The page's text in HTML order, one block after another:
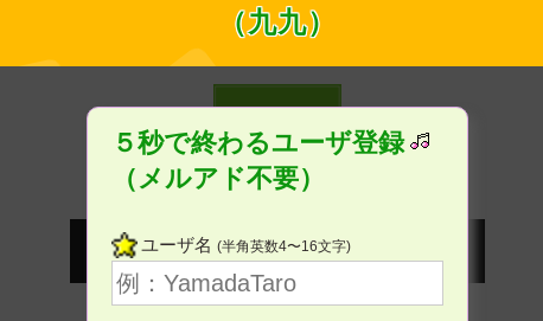
（九九）
５秒で終わるユーザ登録
（メルアド不要）
ユーザ名 (半角英数4〜16文字)